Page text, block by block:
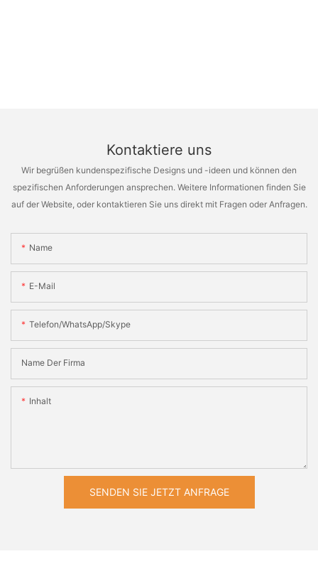
Kontaktiere uns
Wir begrüßen kundenspezifische Designs und -ideen und können den
spezifischen Anforderungen ansprechen. Weitere Informationen finden Sie
auf der Website, oder kontaktieren Sie uns direkt mit Fragen oder Anfragen.
Name
E-Mail
Telefon/WhatsApp/Skype
Name Der Firma
Inhalt
SENDEN SIE JETZT ANFRAGE